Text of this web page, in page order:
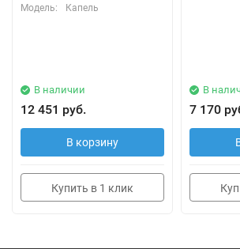
Модель: Капель
В наличии
12 451 руб.
В корзину
Купить в 1 клик
В
7 170